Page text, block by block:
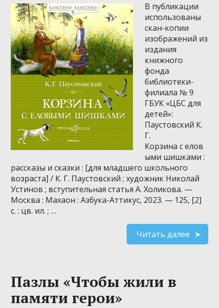
В публикации
использованы
скан-копии
изображений из
издания
книжного
фонда
библиотеки-
филиала № 9
ГБУК «ЦБС для
детей»:
Паустовский К.
Г.
Корзина с елов
ыми шишками :
рассказы и сказки : [для младшего школьного
возраста] / К. Г. Паустовский ; художник Николай
Устинов ; вступительная статья А. Холикова. —
Москва : Махаон : Азбука-Аттикус, 2023. — 125, [2]
с. : цв. ил. ; …
Читать далее
Пазлы «Чтобы жили в
памяти герои»